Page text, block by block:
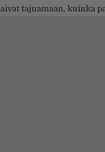
tajuamaan, kuinka